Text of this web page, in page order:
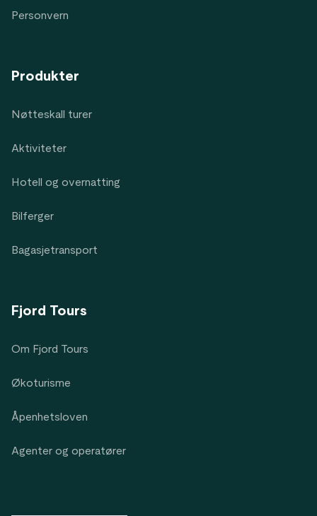
Personvern
Produkter
Nøtteskall turer
Aktiviteter
Hotell og overnatting
Bilferger
Bagasjetransport
Fjord Tours
Om Fjord Tours
Økoturisme
Åpenhetsloven
Agenter og operatører